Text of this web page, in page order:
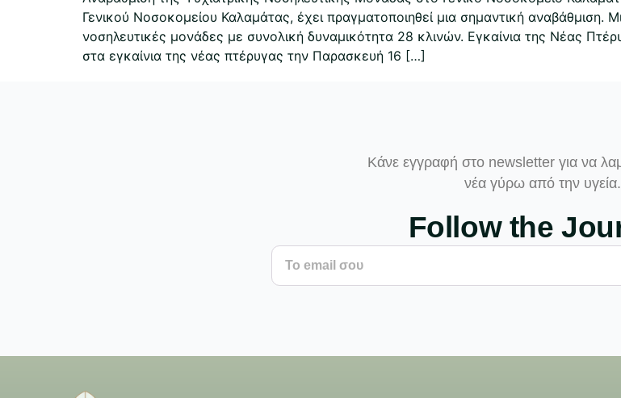
Γενικού Νοσοκομείου Καλαμάτας, έχει πραγματοποιηθεί μια σημαντική
νοσηλευτικές μονάδες με συνολική δυναμικότητα 28 κλινών. Εγκαίνια της Νέας
στα εγκαίνια της νέας πτέρυγας την Παρασκευή 16 […]
Κάνε εγγραφή στο newsletter για να
νέα γύρω από την υγεία.
Follow the